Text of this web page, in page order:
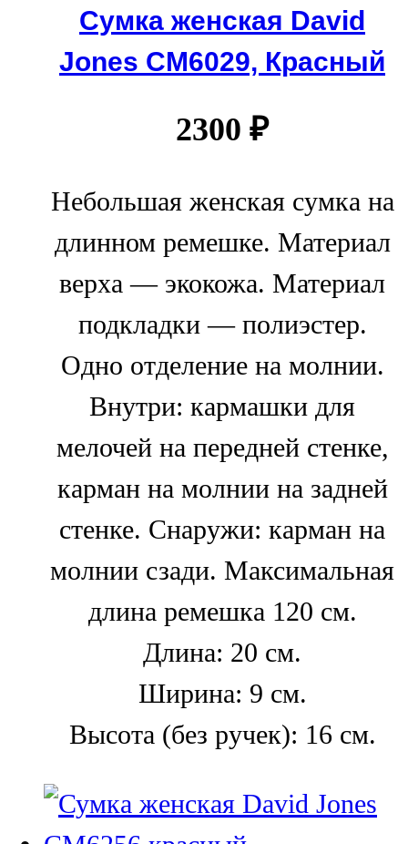
Сумка женская David
Jones CM6029, Красный
2300 ₽
Небольшая женская сумка на
длинном ремешке. Материал
верха — экокожа. Материал
подкладки — полиэстер.
Одно отделение на молнии.
Внутри: кармашки для
мелочей на передней стенке,
карман на молнии на задней
стенке. Снаружи: карман на
молнии сзади. Максимальная
длина ремешка 120 см.
Длина: 20 см.
Ширина: 9 см.
Высота (без ручек): 16 см.